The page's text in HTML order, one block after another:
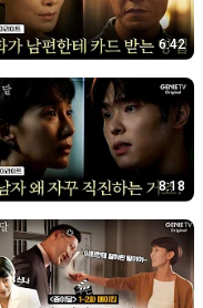
6:42
8:18